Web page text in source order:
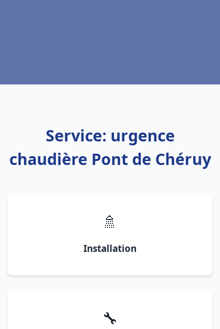
Service: urgence
chaudière Pont de Chéruy
🚿
Installation
🔧